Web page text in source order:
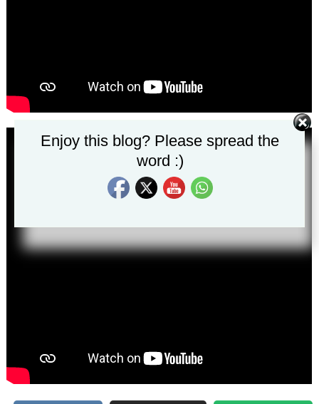
Enjoy this blog? Please spread the
word :)
Set Youtube Channel ID